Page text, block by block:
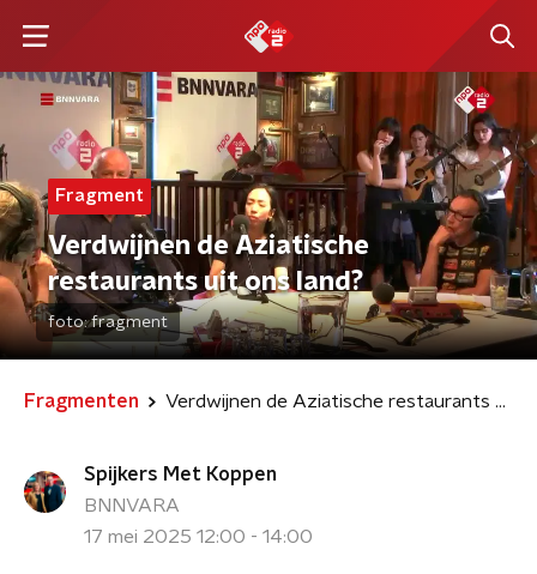
Fragment
Verdwijnen de Aziatische
restaurants uit ons land?
foto:fragment
Fragmenten Verdwijnen de Aziatische restaurants uit ons land?
Spijkers Met Koppen
BNNVARA
17 mei 2025 12:00 - 14:00